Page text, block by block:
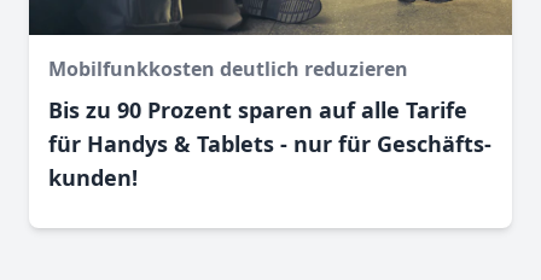
Mobilfunkkosten deutlich reduzieren
Bis zu 90 Prozent sparen auf alle Tarife
für Handys & Tablets - nur für Geschäfts­
kunden!